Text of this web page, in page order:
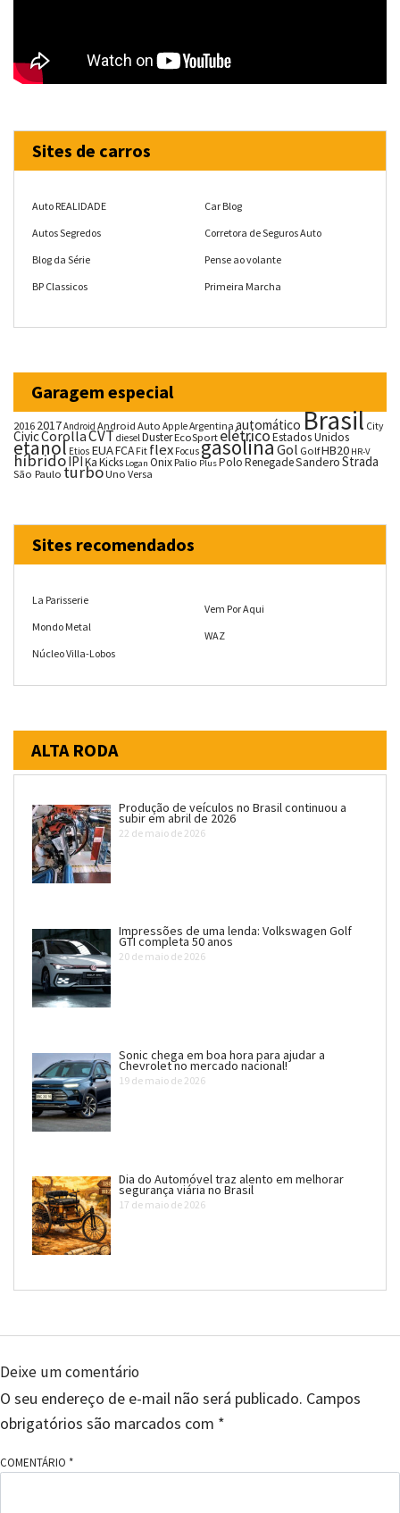
Sites de carros
Auto REALIDADE
Autos Segredos
Blog da Série
BP Classicos
Car Blog
Corretora de Seguros Auto
Pense ao volante
Primeira Marcha
Garagem especial
20162017Android Android Auto AppleArgentina automáticoBrasil City
CivicCorollaCVTdieselDusterEcoSportelétricoEstados Unidos
etanol Etios EUAFCA Fit flex FocusgasolinaGol GolfHB20 HR-V
híbridoIPIKaKicks Logan OnixPalio PlusPoloRenegadeSanderoStrada
São Paulo turboUno Versa
Sites recomendados
La Parisserie
Mondo Metal
Núcleo Villa-Lobos
Vem Por Aqui
WAZ
ALTA RODA
Produção de veículos no Brasil continuou a
subir em abril de 2026
22 de maio de 2026
Impressões de uma lenda: Volkswagen Golf
GTI completa 50 anos
20 de maio de 2026
Sonic chega em boa hora para ajudar a
Chevrolet no mercado nacional!
19 de maio de 2026
Dia do Automóvel traz alento em melhorar
segurança viária no Brasil
17 de maio de 2026
Deixe um comentário
O seu endereço de e-mail não será publicado. Campos
obrigatórios são marcados com *
COMENTÁRIO *